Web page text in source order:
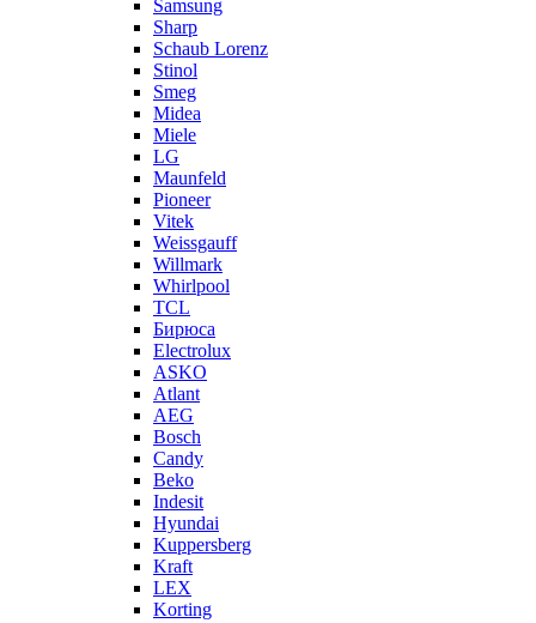
Samsung
Sharp
Schaub Lorenz
Stinol
Smeg
Midea
Miele
LG
Maunfeld
Pioneer
Vitek
Weissgauff
Willmark
Whirlpool
TCL
Бирюса
Electrolux
ASKO
Atlant
AEG
Bosch
Candy
Beko
Indesit
Hyundai
Kuppersberg
Kraft
LEX
Korting